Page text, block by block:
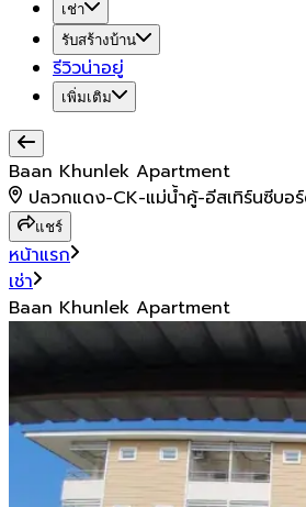
เช่า
รับสร้างบ้าน
รีวิวน่าอยู่
เพิ่มเติม
Baan Khunlek Apartment
ปลวกแดง-CK-แม่น้ำคู้-อีสเทิร์นซีบอ
แชร์
หน้าแรก
เช่า
Baan Khunlek Apartment